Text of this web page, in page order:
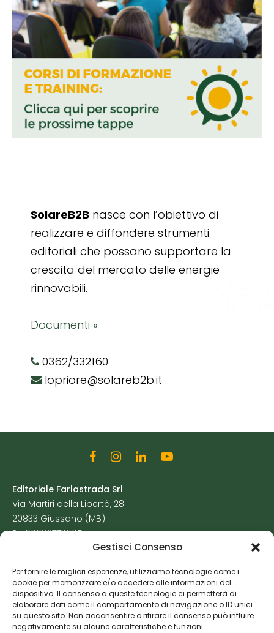
Gestisci Consenso
Per fornire le migliori esperienze, utilizziamo tecnologie come i
cookie per memorizzare e/o accedere alle informazioni del
dispositivo. Il consenso a queste tecnologie ci permetterà di
elaborare dati come il comportamento di navigazione o ID unici
su questo sito. Non acconsentire o ritirare il consenso può influire
negativamente su alcune caratteristiche e funzioni.
SolareB2B nasce con l’obiettivo di
realizzare e diffondere strumenti
editoriali che possano supportare la
crescita del mercato delle energie
rinnovabili.
Documenti »
0362/332160
lopriore@solareb2b.it
Editoriale Farlastrada Srl
Via Martiri della Libertà, 28
20833 Giussano (MB)
P.I. 06982770965
Cookie Policy
Risorse Aggiuntive